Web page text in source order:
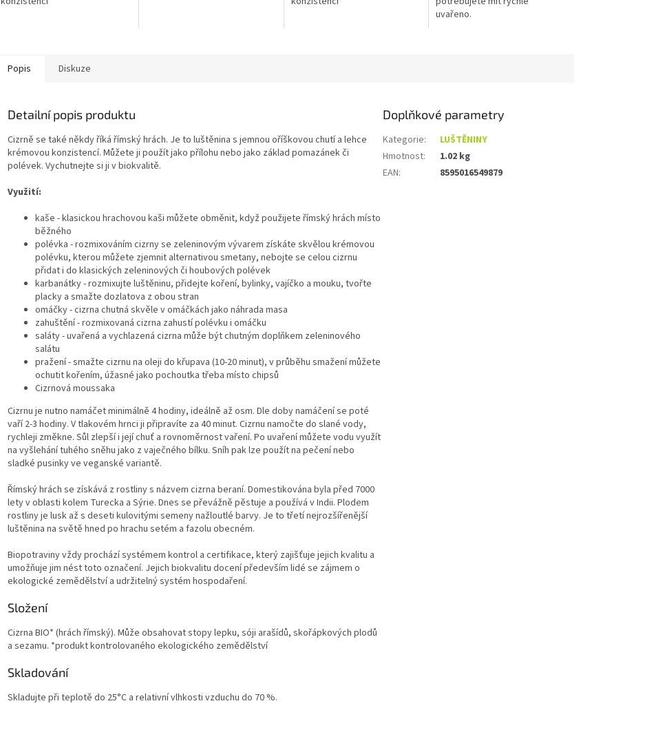
uvařeno.
Popis Diskuze
Detailní popis produktu
Cizrně se také někdy říká římský hrách. Je to luštěnina s jemnou oříškovou chutí a lehce
krémovou konzistencí. Můžete ji použít jako přílohu nebo jako základ pomazánek či
polévek. Vychutnejte si ji v biokvalitě.
Využití:
kaše - klasickou hrachovou kaši můžete obměnit, když použijete římský hrách místo
běžného
polévka - rozmixováním cizrny se zeleninovým vývarem získáte skvělou krémovou
polévku, kterou můžete zjemnit alternativou smetany, nebojte se celou cizrnu
přidat i do klasických zeleninových či houbových polévek
karbanátky - rozmixujte luštěninu, přidejte koření, bylinky, vajíčko a mouku, tvořte
placky a smažte dozlatova z obou stran
omáčky - cizrna chutná skvěle v omáčkách jako náhrada masa
zahuštění - rozmixovaná cizrna zahustí polévku i omáčku
saláty - uvařená a vychlazená cizrna může být chutným doplňkem zeleninového
salátu
pražení - smažte cizrnu na oleji do křupava (10-20 minut), v průběhu smažení můžete
ochutit kořením, úžasné jako pochoutka třeba místo chipsů
Cizrnová moussaka
Cizrnu je nutno namáčet minimálně 4 hodiny, ideálně až osm. Dle doby namáčení se poté
vaří 2-3 hodiny. V tlakovém hrnci ji připravíte za 40 minut. Cizrnu namočte do slané vody,
rychleji změkne. Sůl zlepší i její chuť a rovnoměrnost vaření. Po uvaření můžete vodu využít
na vyšlehání tuhého sněhu jako z vaječného bílku. Sníh pak lze použít na pečení nebo
sladké pusinky ve veganské variantě.
Římský hrách se získává z rostliny s názvem cizrna beraní. Domestikována byla před 7000
lety v oblasti kolem Turecka a Sýrie. Dnes se převážně pěstuje a používá v Indii. Plodem
rostliny je lusk až s deseti kulovitými semeny nažloutlé barvy. Je to třetí nejrozšířenější
luštěnina na světě hned po hrachu setém a fazolu obecném.
Biopotraviny vždy prochází systémem kontrol a certifikace, který zajišťuje jejich kvalitu a
umožňuje jim nést toto označení. Jejich biokvalitu docení především lidé se zájmem o
ekologické zemědělství a udržitelný systém hospodaření.
Složení
Cizrna BIO* (hrách římský). Může obsahovat stopy lepku, sóji arašídů, skořápkových plodů
a sezamu. *produkt kontrolovaného ekologického zemědělství
Skladování
Skladujte při teplotě do 25°C a relativní vlhkosti vzduchu do 70 %.
Doplňkové parametry
Kategorie:
LUŠTĚNINY
Hmotnost:
1.02 kg
EAN: 8595016549879